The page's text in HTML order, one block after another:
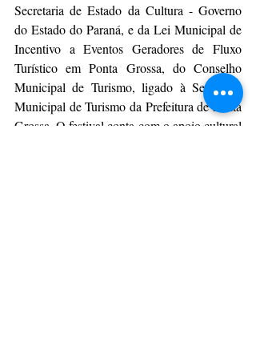
Secretaria de Estado da Cultura - Governo
do Estado do Paraná, e da Lei Municipal de
Incentivo a Eventos Geradores de Fluxo
Turístico em Ponta Grossa, do Conselho
Municipal de Turismo, ligado à Secretaria
Municipal de Turismo da Prefeitura de Ponta
Grossa. O festival conta com o apoio cultural